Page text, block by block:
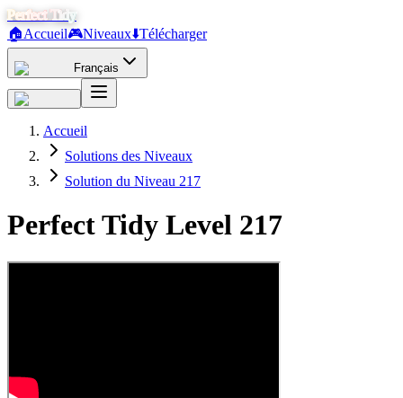
Perfect Tidy
🏠Accueil🎮Niveaux⬇️Télécharger
Français
Accueil
Solutions des Niveaux
Solution du Niveau 217
Perfect Tidy Level 217